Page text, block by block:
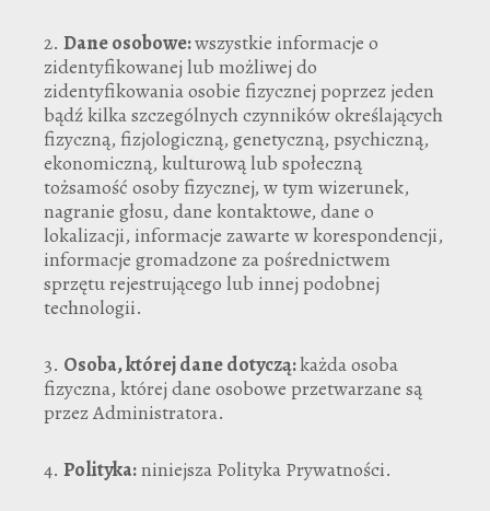
2. Dane osobowe:wszystkie informacje o
zidentyfikowanej lub możliwej do
zidentyfikowania osobie fizycznej poprzez jeden
bądź kilka szczególnych czynników określających
fizyczną, fizjologiczną, genetyczną, psychiczną,
ekonomiczną, kulturową lub społeczną
tożsamość osoby fizycznej, w tym wizerunek,
nagranie głosu, dane kontaktowe, dane o
lokalizacji, informacje zawarte w korespondencji,
informacje gromadzone za pośrednictwem
sprzętu rejestrującego lub innej podobnej
technologii.
3. Osoba, której dane dotyczą:każda osoba
fizyczna, której dane osobowe przetwarzane są
przez Administratora.
4. Polityka:niniejsza Polityka Prywatności.